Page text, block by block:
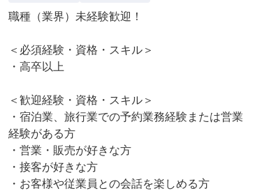
職種（業界）未経験歓迎！
＜必須経験・資格・スキル＞
・高卒以上
＜歓迎経験・資格・スキル＞
・宿泊業、旅行業での予約業務経験または営業
経験がある方
・営業・販売が好きな方
・接客が好きな方
・お客様や従業員との会話を楽しめる方